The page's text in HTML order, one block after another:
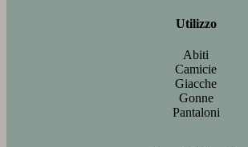
Utilizzo
Abiti
Camicie
Giacche
Gonne
Pantaloni